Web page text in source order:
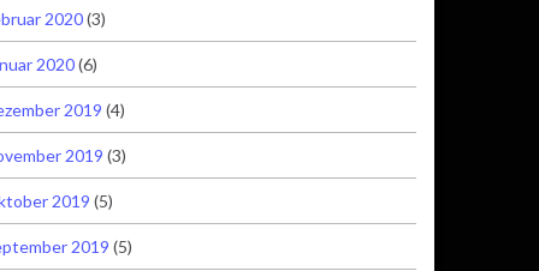
2020(3)
2020(6)
2019 (4)
2019 (3)
2019 (5)
2019 (5)